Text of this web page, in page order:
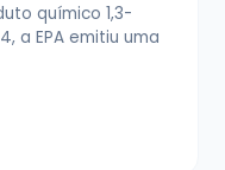
químico 1,3-
a EPA emitiu uma